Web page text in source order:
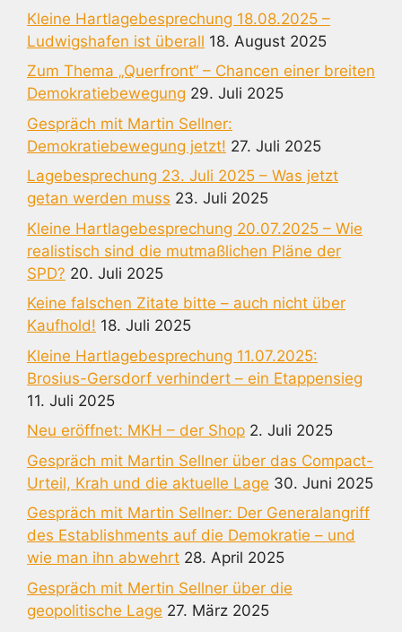
Kleine Hartlagebesprechung 18.08.2025 –
Ludwigshafen ist überall 18. August 2025
Zum Thema „Querfront“ – Chancen einer breiten
Demokratiebewegung 29. Juli 2025
Gespräch mit Martin Sellner:
Demokratiebewegung jetzt! 27. Juli 2025
Lagebesprechung 23. Juli 2025 – Was jetzt
getan werden muss 23. Juli 2025
Kleine Hartlagebesprechung 20.07.2025 – Wie
realistisch sind die mutmaßlichen Pläne der
SPD? 20. Juli 2025
Keine falschen Zitate bitte – auch nicht über
Kaufhold! 18. Juli 2025
Kleine Hartlagebesprechung 11.07.2025:
Brosius-Gersdorf verhindert – ein Etappensieg
11. Juli 2025
Neu eröffnet: MKH – der Shop 2. Juli 2025
Gespräch mit Martin Sellner über das Compact-
Urteil, Krah und die aktuelle Lage 30. Juni 2025
Gespräch mit Martin Sellner: Der Generalangriff
des Establishments auf die Demokratie – und
wie man ihn abwehrt 28. April 2025
Gespräch mit Mertin Sellner über die
geopolitische Lage 27. März 2025